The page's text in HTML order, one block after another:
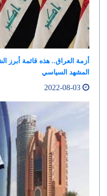
أزمة العراق.. هذه قائمة أبرز
المشهد السياسي